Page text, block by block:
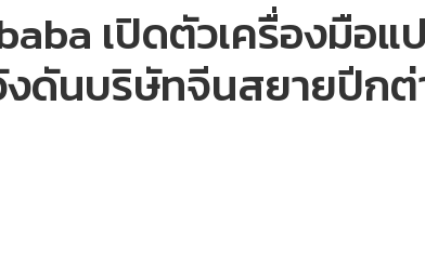
เปิดตัวเครื่องมือแ
งดันบริษัทจีนสยายปีก